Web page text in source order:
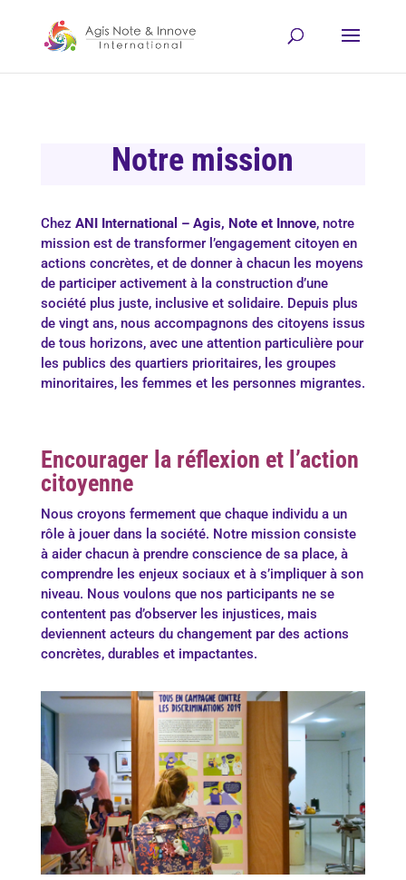
Notre mission
Chez ANI International – Agis, Note et Innove, notre
mission est de transformer l’engagement citoyen en
actions concrètes, et de donner à chacun les moyens
de participer activement à la construction d’une
société plus juste, inclusive et solidaire. Depuis plus
de vingt ans, nous accompagnons des citoyens issus
de tous horizons, avec une attention particulière pour
les publics des quartiers prioritaires, les groupes
minoritaires, les femmes et les personnes migrantes.
Encourager la réflexion et l’action
citoyenne
Nous croyons fermement que chaque individu a un
rôle à jouer dans la société. Notre mission consiste
à aider chacun à prendre conscience de sa place, à
comprendre les enjeux sociaux et à s’impliquer à son
niveau. Nous voulons que nos participants ne se
contentent pas d’observer les injustices, mais
deviennent acteurs du changement par des actions
concrètes, durables et impactantes.